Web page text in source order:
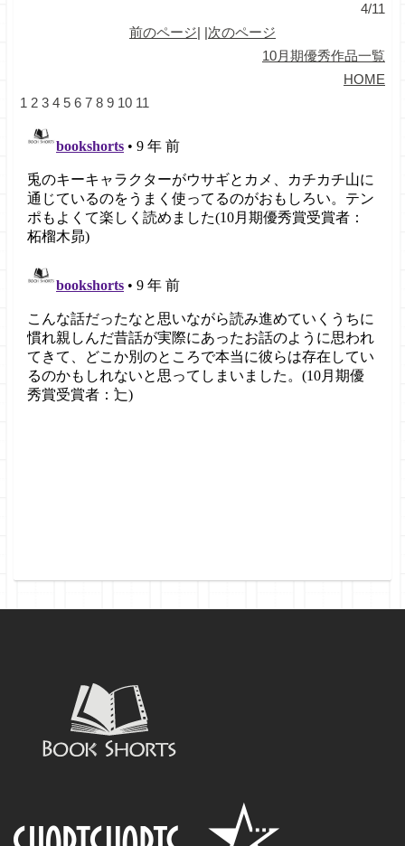
4/11
前のページ| |次のページ
10月期優秀作品一覧
HOME
1 2 3 4 5 6 7 8 9 10 11